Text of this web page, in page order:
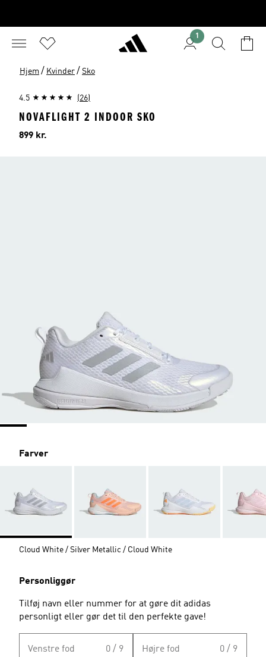
1
Hjem / Kvinder / Sko
4.5 (26)
NOVAFLIGHT 2 INDOOR SKO
Pris
899 kr.
Farver
Cloud White / Silver Metallic / Cloud White
Personliggør
Tilføj navn eller nummer for at gøre dit adidas
personligt eller gør det til den perfekte gave!
Venstre fod 0 / 9 Højre fod 0 / 9